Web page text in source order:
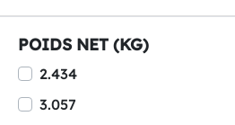
POIDS NET (KG)
2.434
3.057